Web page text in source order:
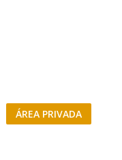
ÁREA PRIVADA